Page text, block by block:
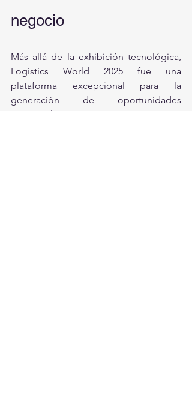
negocio
Más allá de la exhibición tecnológica,
Logistics World 2025 fue una
plataforma excepcional para la
generación de oportunidades
comerciales.